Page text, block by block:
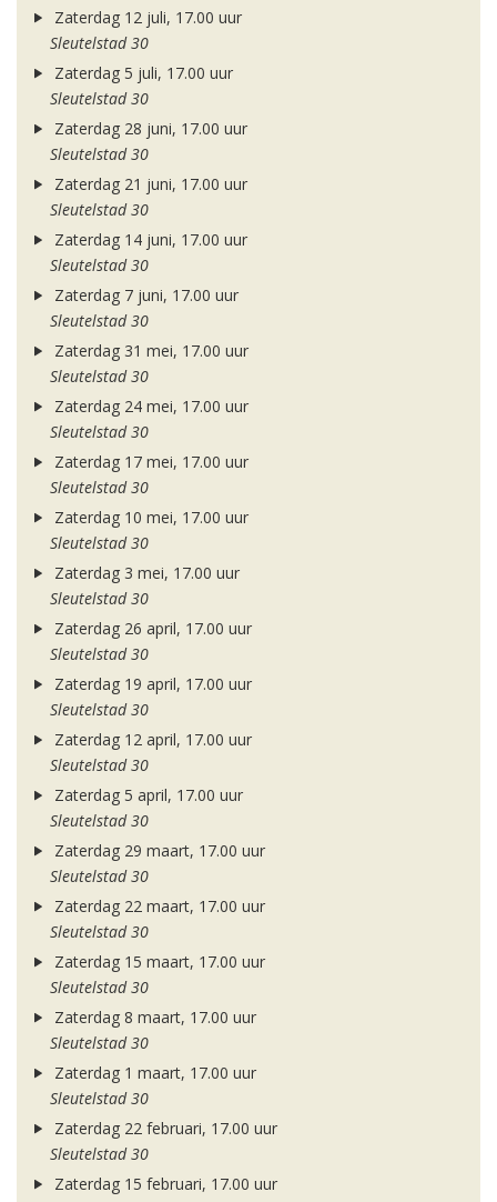
Zaterdag 12 juli, 17.00 uur
Sleutelstad 30
Zaterdag 5 juli, 17.00 uur
Sleutelstad 30
Zaterdag 28 juni, 17.00 uur
Sleutelstad 30
Zaterdag 21 juni, 17.00 uur
Sleutelstad 30
Zaterdag 14 juni, 17.00 uur
Sleutelstad 30
Zaterdag 7 juni, 17.00 uur
Sleutelstad 30
Zaterdag 31 mei, 17.00 uur
Sleutelstad 30
Zaterdag 24 mei, 17.00 uur
Sleutelstad 30
Zaterdag 17 mei, 17.00 uur
Sleutelstad 30
Zaterdag 10 mei, 17.00 uur
Sleutelstad 30
Zaterdag 3 mei, 17.00 uur
Sleutelstad 30
Zaterdag 26 april, 17.00 uur
Sleutelstad 30
Zaterdag 19 april, 17.00 uur
Sleutelstad 30
Zaterdag 12 april, 17.00 uur
Sleutelstad 30
Zaterdag 5 april, 17.00 uur
Sleutelstad 30
Zaterdag 29 maart, 17.00 uur
Sleutelstad 30
Zaterdag 22 maart, 17.00 uur
Sleutelstad 30
Zaterdag 15 maart, 17.00 uur
Sleutelstad 30
Zaterdag 8 maart, 17.00 uur
Sleutelstad 30
Zaterdag 1 maart, 17.00 uur
Sleutelstad 30
Zaterdag 22 februari, 17.00 uur
Sleutelstad 30
Zaterdag 15 februari, 17.00 uur